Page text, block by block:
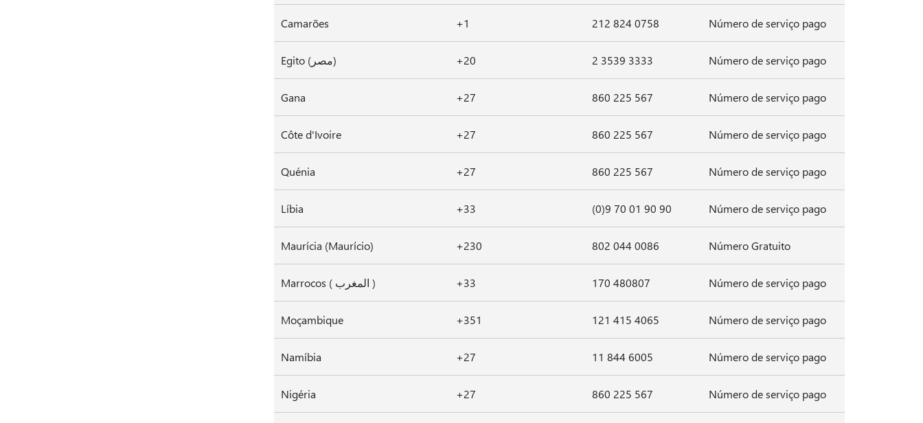
Camarões +1 212 824 0758 Número de serviço pago
Egito (مصر) +20 2 3539 3333 Número de serviço pago
Gana +27 860 225 567 Número de serviço pago
Côte d'Ivoire +27 860 225 567 Número de serviço pago
Quénia +27 860 225 567 Número de serviço pago
Líbia +33 (0)9 70 01 90 90 Número de serviço pago
Maurícia (Maurício) +230 802 044 0086 Número Gratuito
Marrocos ( المغرب ) +33 170 480807 Número de serviço pago
Moçambique +351 121 415 4065 Número de serviço pago
Namíbia +27 11 844 6005 Número de serviço pago
Nigéria +27 860 225 567 Número de serviço pago